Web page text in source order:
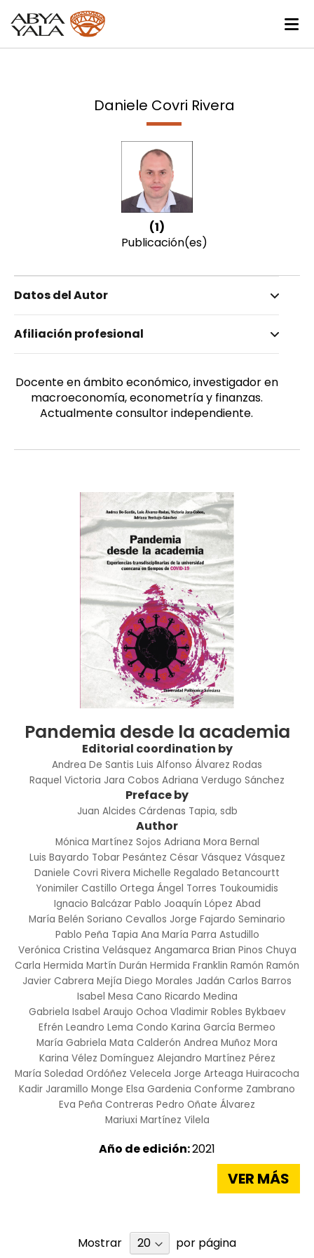
Daniele Covri Rivera
(1)
Publicación(es)
Datos del Autor
Covri Rivera, Daniele
Masculino
Afiliación profesional
Docente en ámbito económico, investigador en
macroeconomía, econometría y finanzas.
Actualmente consultor independiente.
Pandemia desde la academia
Editorial coordination by
Andrea De Santis Luis Alfonso Álvarez Rodas
Raquel Victoria Jara Cobos Adriana Verdugo Sánchez
Preface by
Juan Alcides Cárdenas Tapia, sdb
Author
Mónica Martínez Sojos Adriana Mora Bernal
Luis Bayardo Tobar Pesántez César Vásquez Vásquez
Daniele Covri Rivera Michelle Regalado Betancourtt
Yonimiler Castillo Ortega Ángel Torres Toukoumidis
Ignacio Balcázar Pablo Joaquín López Abad
María Belén Soriano Cevallos Jorge Fajardo Seminario
Pablo Peña Tapia Ana María Parra Astudillo
Verónica Cristina Velásquez Angamarca Brian Pinos Chuya
Carla Hermida Martín Durán Hermida Franklin Ramón Ramón
Javier Cabrera Mejía Diego Morales Jadán Carlos Barros
Isabel Mesa Cano Ricardo Medina
Gabriela Isabel Araujo Ochoa Vladimir Robles Bykbaev
Efrén Leandro Lema Condo Karina García Bermeo
María Gabriela Mata Calderón Andrea Muñoz Mora
Karina Vélez Domínguez Alejandro Martínez Pérez
María Soledad Ordóñez Velecela Jorge Arteaga Huiracocha
Kadir Jaramillo Monge Elsa Gardenia Conforme Zambrano
Eva Peña Contreras Pedro Oñate Álvarez
Mariuxi Martínez Vilela
Año de edición:2021
VER MÁS
Mostrar por página